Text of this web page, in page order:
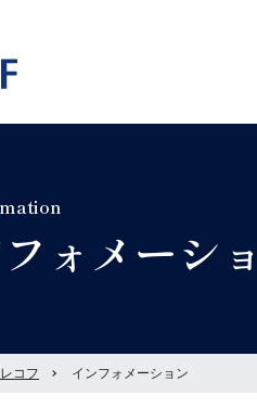
ォメーシ
コフ インフォメーション